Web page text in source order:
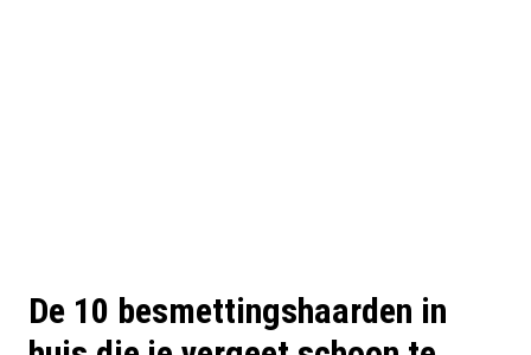
De 10 besmettingshaarden in